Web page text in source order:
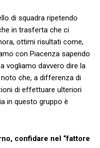
di squadra ripetendo
in trasferta che ci
ottimi risultati come,
con Piacenza sapendo
vogliamo davvero dire la
che, a differenza di
di effettuare ulteriori
in questo gruppo è
confidare nel “fattore